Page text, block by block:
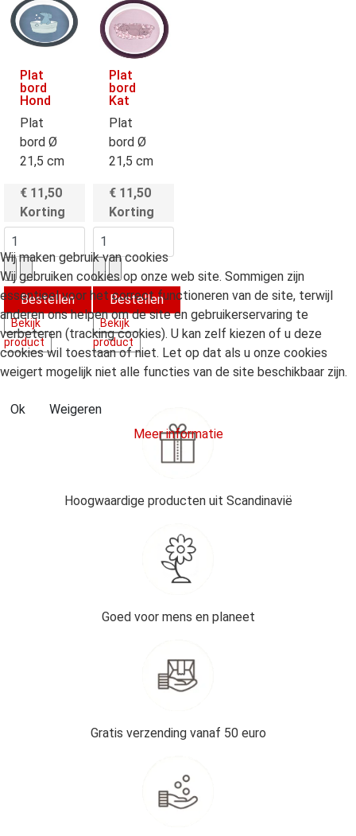
Plat
bord
Hond
Plat
bord Ø
21,5 cm
€ 11,50
Korting
Bekijk
product
Plat
bord
Kat
Plat
bord Ø
21,5 cm
€ 11,50
Korting
Bekijk
product
Hoogwaardige producten uit Scandinavië
Goed voor mens en planeet
Gratis verzending vanaf 50 euro
Wij maken gebruik van cookies
Wij gebruiken cookies op onze web site. Sommigen zijn
essentieel voor het correct functioneren van de site, terwijl
anderen ons helpen om de site en gebruikerservaring te
verbeteren (tracking cookies). U kan zelf kiezen of u deze
cookies wil toestaan of niet. Let op dat als u onze cookies
weigert mogelijk niet alle functies van de site beschikbaar zijn.
Ok
Weigeren
Meer informatie